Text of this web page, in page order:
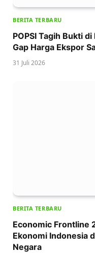
BERITA TERBARU
POPSI Tagih Bukti
Gap Harga Ekspor
31 Juli 2026
BERITA TERBARU
Economic Frontline
Ekonomi Indonesia
Negara